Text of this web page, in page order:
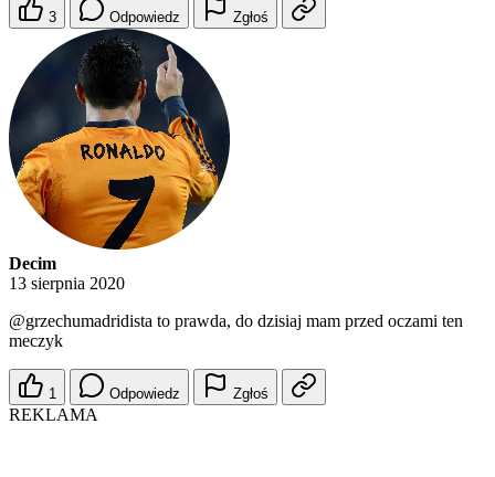
3 Odpowiedz Zgłoś
Decim
13 sierpnia 2020
@grzechumadridista to prawda, do dzisiaj mam przed oczami ten
meczyk
1 Odpowiedz Zgłoś
REKLAMA